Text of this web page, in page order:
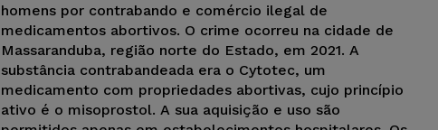
homens por contrabando e comércio ilegal de
medicamentos abortivos. O crime ocorreu na cidade de
Massaranduba, região norte do Estado, em 2021. A
substância contrabandeada era o Cytotec, um
medicamento com propriedades abortivas, cujo princípio
ativo é o misoprostol. A sua aquisição e uso são